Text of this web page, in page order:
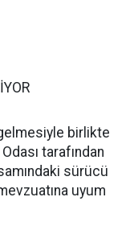
birlikte
tarafından
sürücü
uyum